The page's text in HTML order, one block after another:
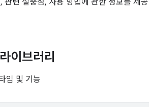
관련 절충점, 사용 방법에 관한 정보를 제공
이브러리
임 및 기능